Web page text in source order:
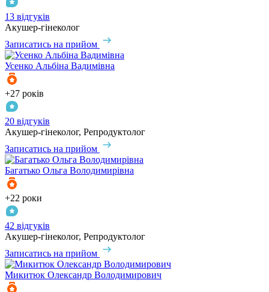
13 відгуків
Акушер-гінеколог
Записатись на прийом
Усенко Альбіна Вадимівна
+27 років
20 відгуків
Акушер-гінеколог, Репродуктолог
Записатись на прийом
Багатько Ольга Володимирівна
+22 роки
42 відгуків
Акушер-гінеколог, Репродуктолог
Записатись на прийом
Микитюк Олександр Володимирович